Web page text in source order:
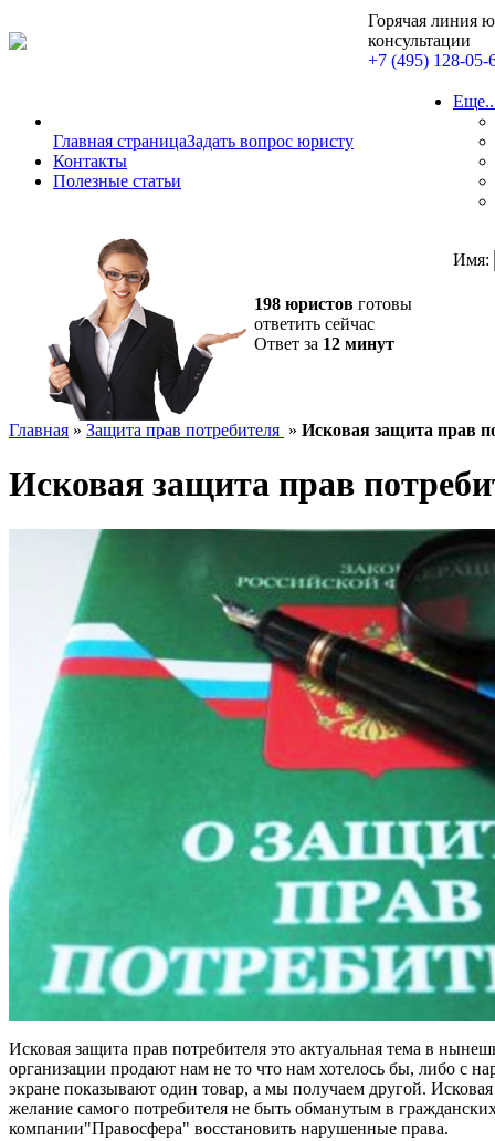
Горячая линия
консультации
+7 (495) 128-05-
Главная страницаЗадать вопрос юристу
Контакты
Полезные статьи
198 юристов готовы
ответить сейчас
Ответ за 12 минут
Имя:
Главная » Защита прав потребителя » Исковая защита прав
Исковая защита прав
Исковая защита прав потребителя это актуальная тема в
организации продают нам не то что нам хотелось бы, либо с
экране показывают один товар, а мы получаем другой. Исковая
желание самого потребителя не быть обманутым в
компании"Правосфера" восстановить нарушенные права.